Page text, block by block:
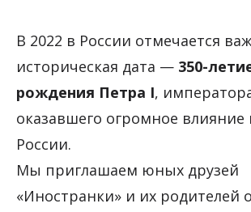
В 2022 в России отмечается
историческая дата — 350-
рождения Петра I,
оказавшего огромное влияние
России.
Мы приглашаем юных друзей
«Иностранки» и их родителей